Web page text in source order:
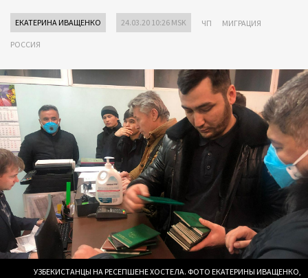
ЕКАТЕРИНА ИВАЩЕНКО 24.03.20 10:26 MSK ЧП МИГРАЦИЯ
РОССИЯ
УЗБЕКИСТАНЦЫ НА РЕСЕПШЕНЕ ХОСТЕЛА. ФОТО ЕКАТЕРИНЫ ИВАЩЕНКО,